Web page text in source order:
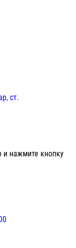
ст.
и нажмите кнопку